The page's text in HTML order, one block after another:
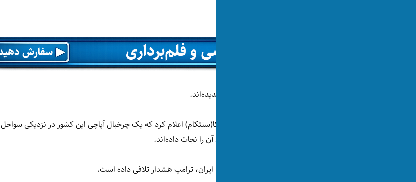
به گفته‌ی ترامپ دو خلبان این چرخبال آسیبی ندیده‌اند.
اوایل صبح امروز، فرماندهی مرکزی ارتش امریکا(سنتکام) اعلام کرد که یک چرخبال آپاچی این کشور در نزدیکی سواحل
عمان سقوط کرده و نیروهای امریکایی دو خلبان آن را نجات داده‌اند.
پس از تایید سرنگونی این چرخبال امریکا توسط ایران، ترامپ هشدار تلافی داده است.